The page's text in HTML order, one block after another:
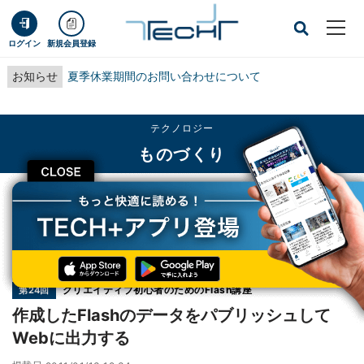
ログイン 新規会員登録
お知らせ 夏季休業期間のお問い合わせについて
CLOSE
テクノロジー
ものづくり
TECH+ テクノロジー
ものづくり
作成したFlashのデータをパブリッシュしてWebに出力する
第24回 クリエイティブ初心者のためのFlash講座
作成したFlashのデータをパブリッシュして
Webに出力する